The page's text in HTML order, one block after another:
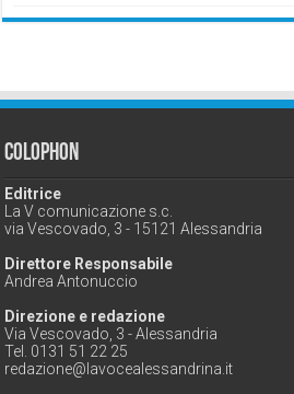
Colophon
Editrice
La V comunicazione s.c.
via Vescovado, 3 - 15121 Alessandria
Direttore Responsabile
Andrea Antonuccio
Direzione e redazione
Via Vescovado, 3 - Alessandria
Tel. 0131 51 22 25
redazione@lavocealessandrina.it